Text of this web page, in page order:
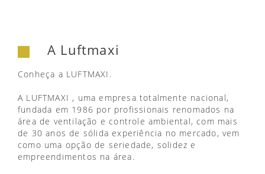
A Luftmaxi
Conheça a LUFTMAXI.
A LUFTMAXI , uma empresa totalmente nacional,
fundada em 1986 por profissionais renomados na
área de ventilação e controle ambiental, com mais
de 30 anos de sólida experiência no mercado, vem
como uma opção de seriedade, solidez e
empreendimentos na área.